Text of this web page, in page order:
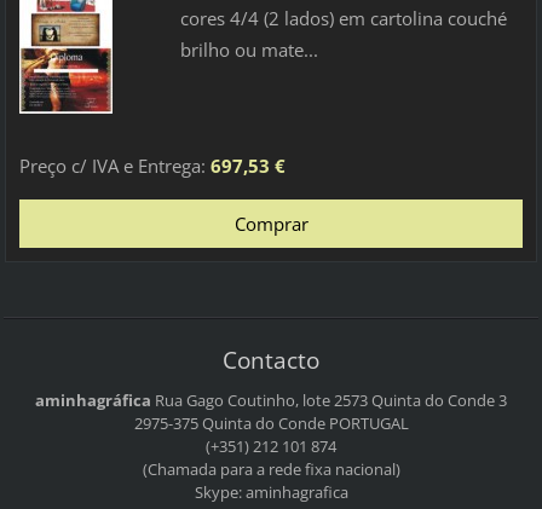
cores 4/4 (2 lados) em cartolina couché
brilho ou mate...
Preço c/ IVA e Entrega: 697,53 €
Contacto
aminhagráfica Rua Gago Coutinho, lote 2573Quinta do Conde 3
2975-375 Quinta do CondePORTUGAL
(+351) 212 101 874
(Chamada para a rede fixa nacional)
Skype: aminhagrafica